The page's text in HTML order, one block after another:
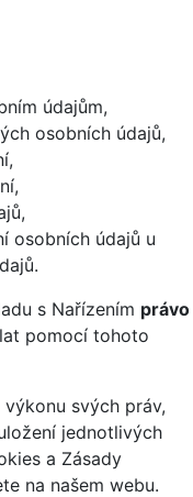
údajům,
osobních údajů,
osobních údajů u
s Nařízením právo
pomocí tohoto
svých práv,
jednotlivých
a Zásady
na našem webu.